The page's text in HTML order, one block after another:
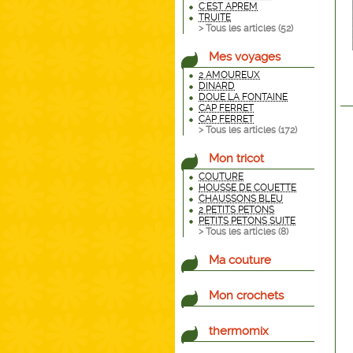
C'EST APREM
TRUITE
> Tous les articles (52)
Mes voyages
2 AMOUREUX
DINARD
DOUE LA FONTAINE
CAP FERRET
CAP FERRET
> Tous les articles (172)
Mon tricot
COUTURE
HOUSSE DE COUETTE
CHAUSSONS BLEU
2 PETITS PETONS
PETITS PETONS SUITE
> Tous les articles (8)
Ma couture
Mon crochets
thermomix